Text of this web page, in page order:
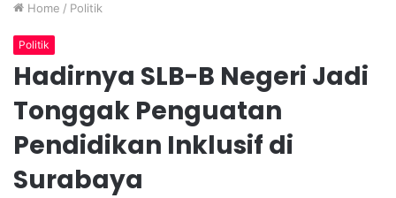
Home / Politik
Politik
Hadirnya SLB-B Negeri Jadi
Tonggak Penguatan
Pendidikan Inklusif di
Surabaya